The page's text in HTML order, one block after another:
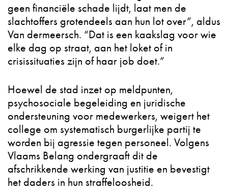
geen financiële schade lijdt, laat men de
slachtoffers grotendeels aan hun lot over”, aldus
Van dermeersch. “Dat is een kaakslag voor wie
elke dag op straat, aan het loket of in
crisissituaties zijn of haar job doet.”
Hoewel de stad inzet op meldpunten,
psychosociale begeleiding en juridische
ondersteuning voor medewerkers, weigert het
college om systematisch burgerlijke partij te
worden bij agressie tegen personeel. Volgens
Vlaams Belang ondergraaft dit de
afschrikkende werking van justitie en bevestigt
het daders in hun straffeloosheid.